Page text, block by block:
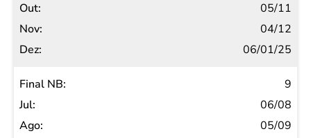
05/11
04/12
06/01/25
9
06/08
05/09